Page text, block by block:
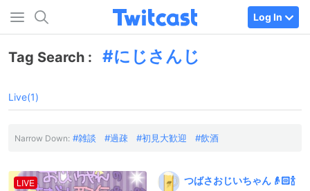
Log In
Tag Search : にじさんじ
Live(1)
Narrow Down: 雑談 過疎 初見大歓迎 飲酒
LIVE つばさおじいちゃん👴🏻🍾